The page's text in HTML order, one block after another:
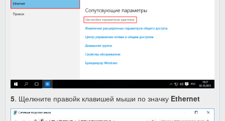
5. Щелкните правойк клавишей мыши по значку Ethernet